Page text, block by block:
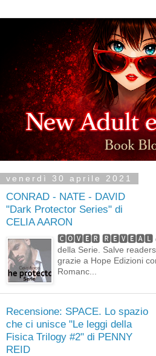
venerdì 30 aprile 2021
CONRAD - NATE - DAVID
"Dark Protector Series" di
CELIA AARON
🅲🅾🆅🅴🆁 🆁🅴🆅🅴🅰🅻 del
della Serie. Salve
grazie a Hope Edizioni
Romanc...
Recensione: SPACE. Lo spazio
che ci unisce "Le leggi della
Fisica Trilogy #2" di PENNY
REID